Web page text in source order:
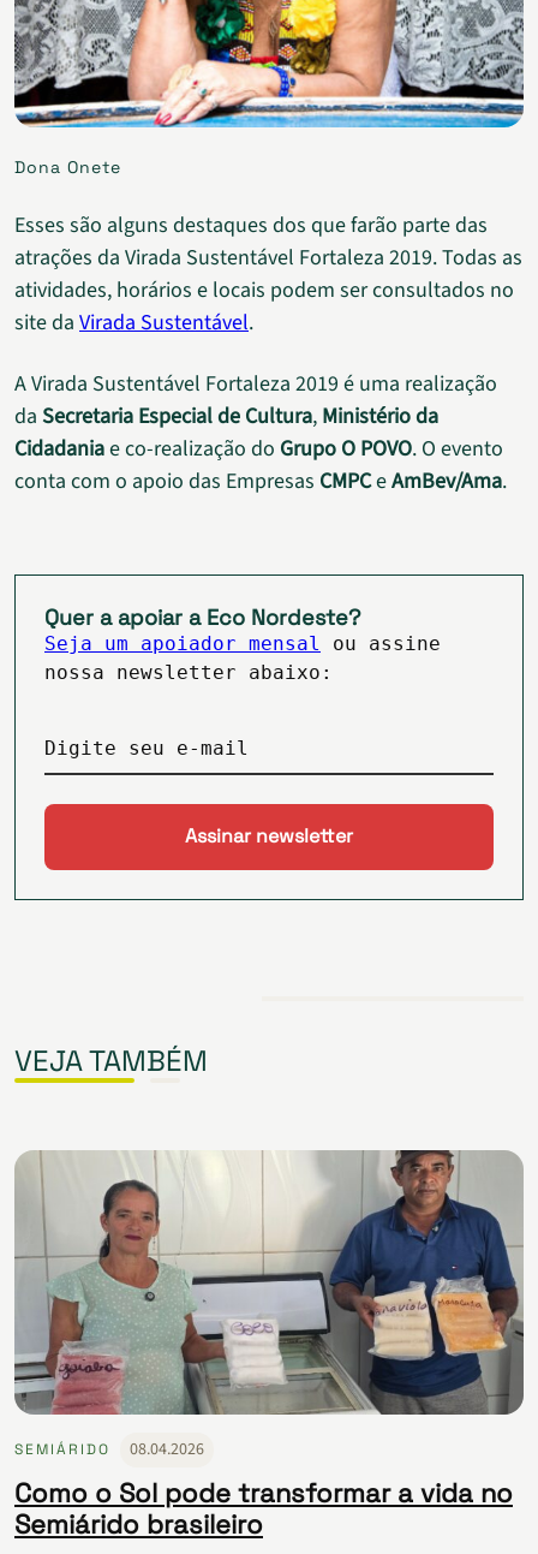
Dona Onete
Esses são alguns destaques dos que farão parte das
atrações da Virada Sustentável Fortaleza 2019. Todas as
atividades, horários e locais podem ser consultados no
site da Virada Sustentável.
A Virada Sustentável Fortaleza 2019 é uma realização
da Secretaria Especial de Cultura, Ministério da
Cidadaniae co-realização do Grupo O POVO. O evento
conta com o apoio das Empresas CMPCeAmBev/Ama.
Quer a apoiar a Eco Nordeste?
Seja um apoiador mensal
ou assine
nossa newsletter abaixo:
Digite seu e-mail
VEJA TAMBÉM
SEMIÁRIDO 08.04.2026
Como o Sol pode transformar a vida no
Semiárido brasileiro